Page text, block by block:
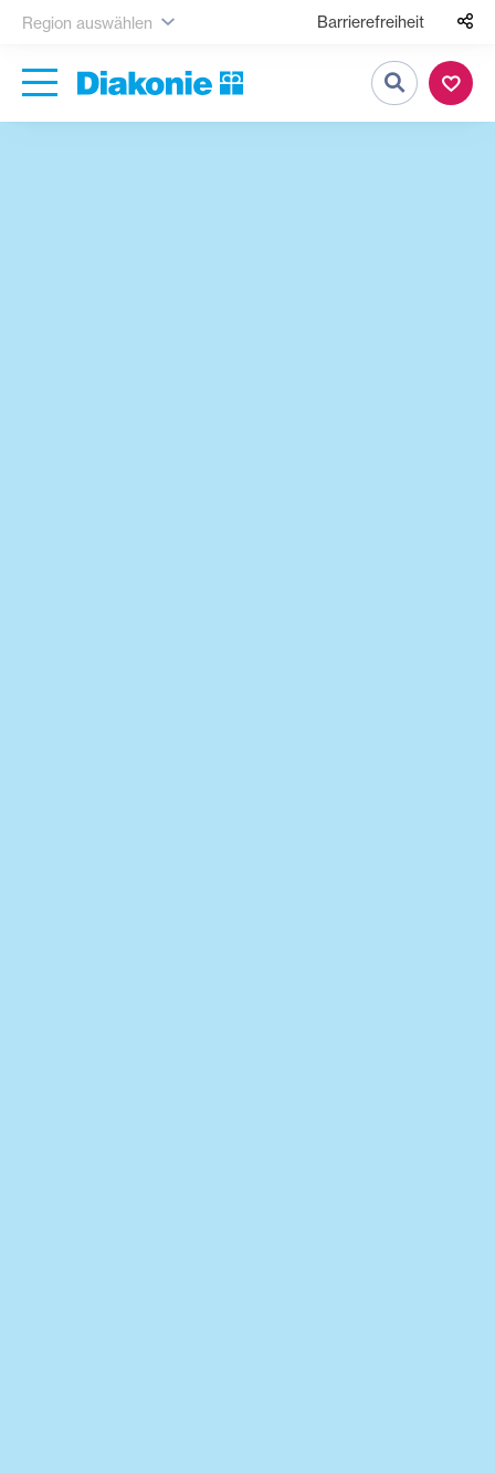
Region auswählen Barrierefreiheit
Suche